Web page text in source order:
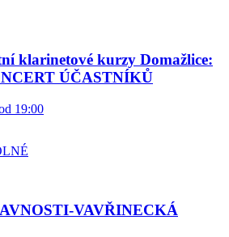
klarinetové kurzy Domažlice:
ÚČASTNÍKŮ
19:00
VAVŘINECKÁ